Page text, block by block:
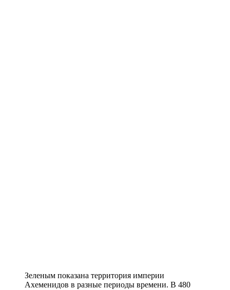
Зеленым показана территория империи
Ахеменидов в разные периоды времени. В 480